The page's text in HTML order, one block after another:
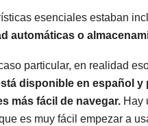
esenciales estaban
automáticas o
particular, en realidad
disponible en español
más fácil de navegar. Hay
es muy fácil empezar a